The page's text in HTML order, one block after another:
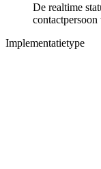
De realtime
contactpersoon
Implementatietype